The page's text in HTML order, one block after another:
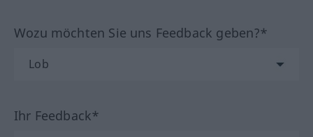
Wozu möchten Sie uns Feedback geben?*
Ihr Feedback*